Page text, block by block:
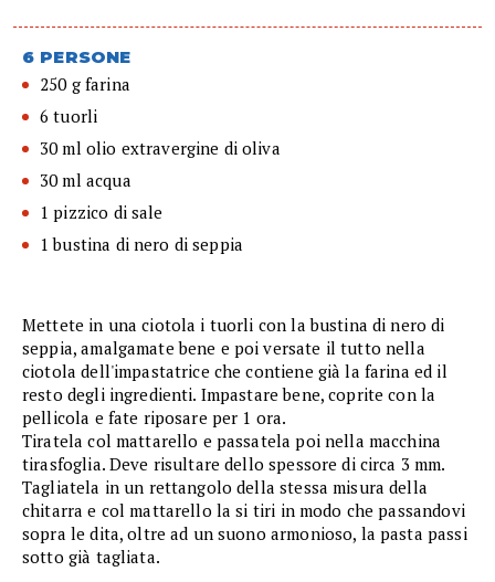
6 PERSONE
250 g farina
6 tuorli
30 ml olio extravergine di oliva
30 ml acqua
1 pizzico di sale
1 bustina di nero di seppia
Mettete in una ciotola i tuorli con la bustina di nero di
seppia, amalgamate bene e poi versate il tutto nella
ciotola dell'impastatrice che contiene già la farina ed il
resto degli ingredienti. Impastare bene, coprite con la
pellicola e fate riposare per 1 ora.
Tiratela col mattarello e passatela poi nella macchina
tirasfoglia. Deve risultare dello spessore di circa 3 mm.
Tagliatela in un rettangolo della stessa misura della
chitarra e col mattarello la si tiri in modo che passandovi
sopra le dita, oltre ad un suono armonioso, la pasta passi
sotto già tagliata.